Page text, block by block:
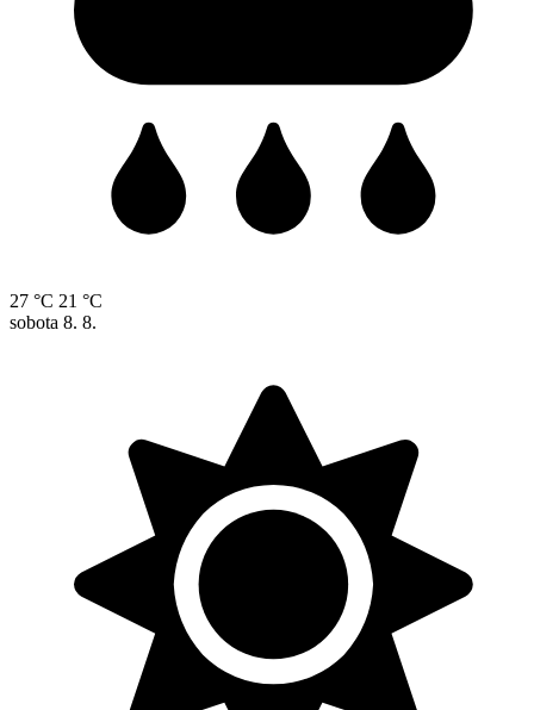
27 °C 21 °C
sobota 8. 8.